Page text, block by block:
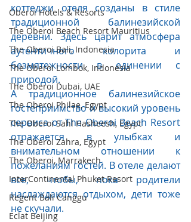
Oberoi Hotels & Resorts
The Oberoi Beach Resort Mauritius
The Oberoi Bali, Indonesia
The Oberoi Lombok, Indonesia
The Oberoi Dubai, UAE
The Oberoi Philae, Egypt
The Oberoi Sahl Hasheesh, Egypt
The Oberoi Zahra, Egypt
The Oberoi, Marrakech
InterContinental Phuket Resort
Regent Bali Canggu
Eclat Beijing
коттеджи отеля созданы в стиле
традиционной балинезийской
деревни. Здесь царит атмосфера
аутентичного колорита и
безмятежности в единении с
природой.
А традиционное балинезийское
гостеприимство и высокий уровень
сервиса от The Oberoi Beach Resort
отражается в улыбках и
внимательном отношении к
пожеланиям гостей. В отеле делают
все, чтобы, пока родители
наслаждаются отдыхом, дети тоже
не скучали.